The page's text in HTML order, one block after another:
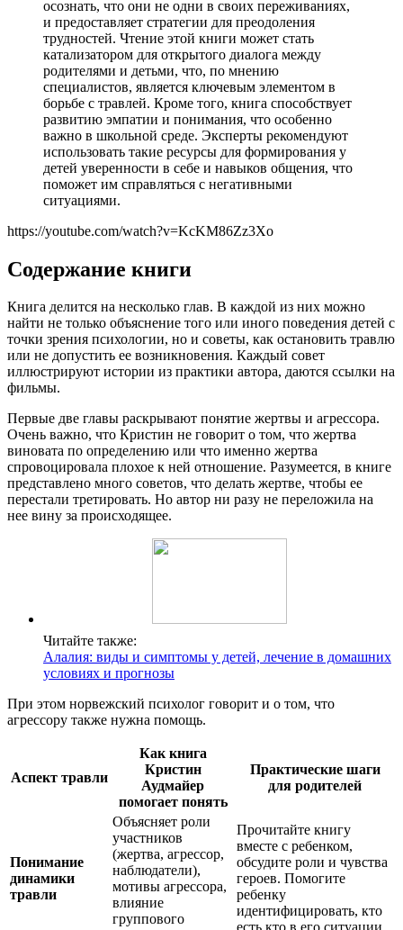
осознать, что они не одни в своих переживаниях,
и предоставляет стратегии для преодоления
трудностей. Чтение этой книги может стать
катализатором для открытого диалога между
родителями и детьми, что, по мнению
специалистов, является ключевым элементом в
борьбе с травлей. Кроме того, книга способствует
развитию эмпатии и понимания, что особенно
важно в школьной среде. Эксперты рекомендуют
использовать такие ресурсы для формирования у
детей уверенности в себе и навыков общения, что
поможет им справляться с негативными
ситуациями.
https://youtube.com/watch?v=KcKM86Zz3Xo
Содержание книги
Книга делится на несколько глав. В каждой из них можно
найти не только объяснение того или иного поведения детей с
точки зрения психологии, но и советы, как остановить травлю
или не допустить ее возникновения. Каждый совет
иллюстрируют истории из практики автора, даются ссылки на
фильмы.
Первые две главы раскрывают понятие жертвы и агрессора.
Очень важно, что Кристин не говорит о том, что жертва
виновата по определению или что именно жертва
спровоцировала плохое к ней отношение. Разумеется, в книге
представлено много советов, что делать жертве, чтобы ее
перестали третировать. Но автор ни разу не переложила на
нее вину за происходящее.
Читайте также:
Алалия: виды и симптомы у детей, лечение в домашних
условиях и прогнозы
При этом норвежский психолог говорит и о том, что
агрессору также нужна помощь.
Аспект травли
Как книга
Кристин
Аудмайер
помогает понять
Практические шаги
для родителей
Понимание
динамики
травли
Объясняет роли
участников
(жертва, агрессор,
наблюдатели),
мотивы агрессора,
влияние
группового
Прочитайте книгу
вместе с ребенком,
обсудите роли и чувства
героев. Помогите
ребенку
идентифицировать, кто